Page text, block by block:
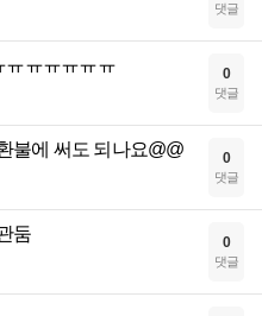
댓글
ㅠㅠㅠㅠㅠㅠ 0
댓글
불에 써도 되나요@@ 0
댓글
둠 0
댓글